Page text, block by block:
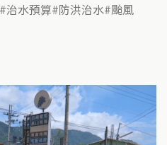
治水預算 防洪治水 颱風